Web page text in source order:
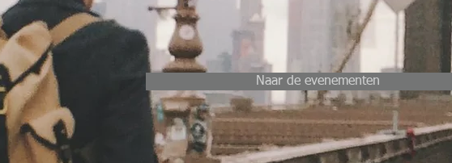
Naar de evenementen